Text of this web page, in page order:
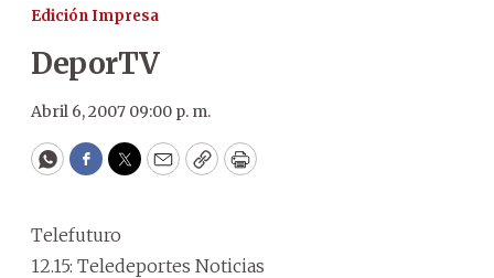
Edición Impresa
DeporTV
Abril 6, 2007 09:00 p. m.
WhatsApp
Facebook
Twitter
EmailCopyPrint
Telefuturo
12.15: Teledeportes Noticias